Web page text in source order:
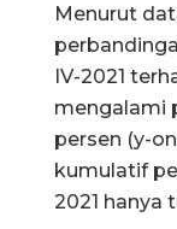
Menurut
IV-2021
mengalami
persen (y-
kumulatif
2021 hanya